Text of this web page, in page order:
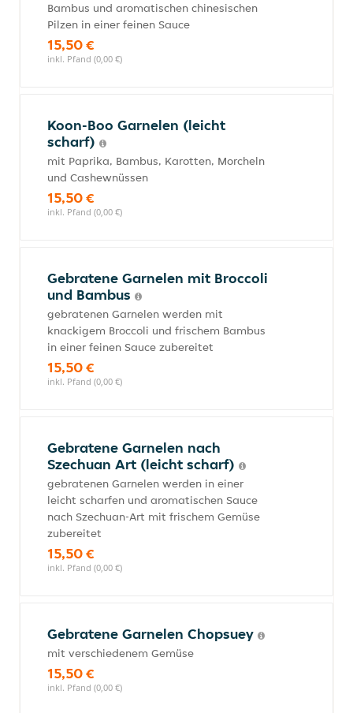
Bambus und aromatischen chinesischen
Pilzen in einer feinen Sauce
15,50 €
inkl. Pfand (0,00 €)
Koon-Boo Garnelen (leicht
scharf)
mit Paprika, Bambus, Karotten, Morcheln
und Cashewnüssen
15,50 €
inkl. Pfand (0,00 €)
Gebratene Garnelen mit Broccoli
und Bambus
gebratenen Garnelen werden mit
knackigem Broccoli und frischem Bambus
in einer feinen Sauce zubereitet
15,50 €
inkl. Pfand (0,00 €)
Gebratene Garnelen nach
Szechuan Art (leicht scharf)
gebratenen Garnelen werden in einer
leicht scharfen und aromatischen Sauce
nach Szechuan-Art mit frischem Gemüse
zubereitet
15,50 €
inkl. Pfand (0,00 €)
Gebratene Garnelen Chopsuey
mit verschiedenem Gemüse
15,50 €
inkl. Pfand (0,00 €)